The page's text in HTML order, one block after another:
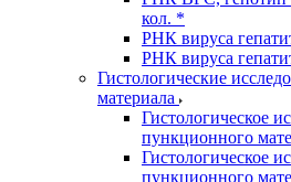
кол. *
РНК вируса
РНК вируса
Гистологические
материала
Гистологическое
пункционного
Гистологическое
пункционного